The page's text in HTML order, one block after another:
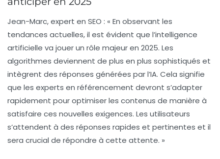
Jean-Marc, expert en SEO : « En observant les
tendances actuelles, il est évident que l’intelligence
artificielle va jouer un rôle majeur en 2025. Les
algorithmes deviennent de plus en plus sophistiqués et
intègrent des réponses générées par l’IA. Cela signifie
que les experts en référencement devront s’adapter
rapidement pour optimiser les contenus de manière à
satisfaire ces nouvelles exigences. Les utilisateurs
s’attendent à des réponses rapides et pertinentes et il
sera crucial de répondre à cette attente. »